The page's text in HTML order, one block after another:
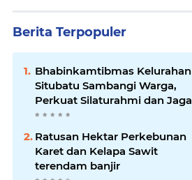
Berita Terpopuler
Bhabinkamtibmas Kelurahan
Situbatu Sambangi Warga,
Perkuat Silaturahmi dan Jaga
Kondusivitas Wilayah
Ratusan Hektar Perkebunan
Karet dan Kelapa Sawit
terendam banjir